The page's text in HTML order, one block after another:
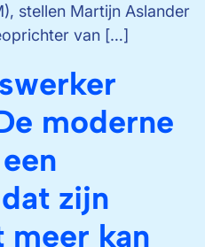
stellen Martijn Aslander
van […]
moderne
zijn
kan